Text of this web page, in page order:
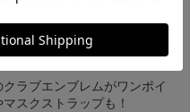
ラブエンブレムがワンポイ
スクストラップも！